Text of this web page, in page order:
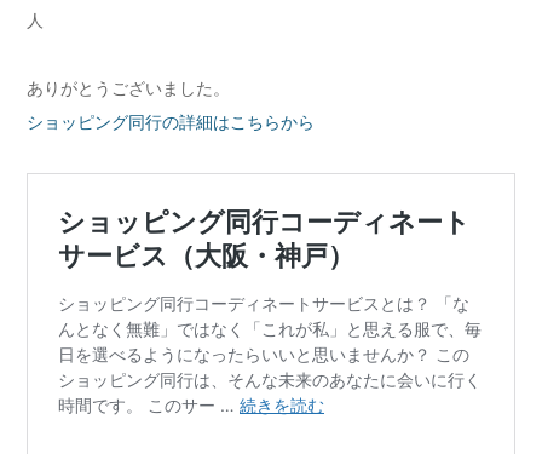
人
ありがとうございました。
ショッピング同行の詳細はこちらから